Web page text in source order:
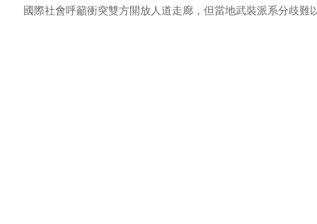
國際社會呼籲衝突雙方開放人道走廊，但當地武裝派系分歧難